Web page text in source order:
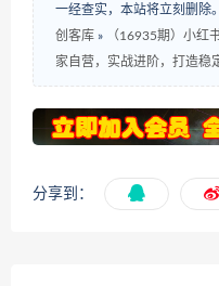
一经查实，本站将立刻删除。
创客库 »
（16935期）小红
家自营，实战进阶，打造稳
分享到：